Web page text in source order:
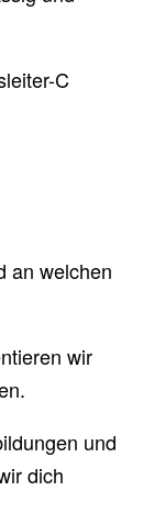
C
an welchen
wir
und
dich